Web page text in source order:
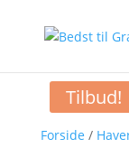
Forside /
Tilbud!